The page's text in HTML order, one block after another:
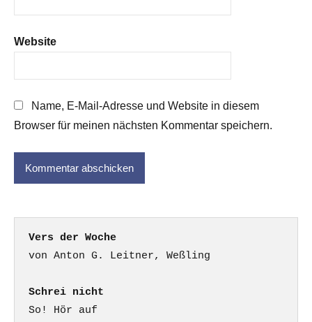
Website
Name, E-Mail-Adresse und Website in diesem
Browser für meinen nächsten Kommentar speichern.
Vers der Woche
Schrei nicht
So! Hör auf